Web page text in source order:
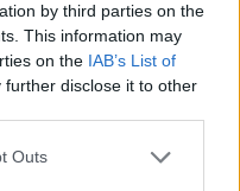
by third parties on the
This information may
on the IAB’s List of
further disclose it to other
Outs
25310-22912
25310-22650
25310-22411